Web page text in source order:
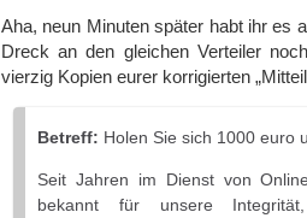
Aha, neun Minuten später habt ihr es
Dreck an den gleichen Verteiler
vierzig Kopien eurer korrigierten
Betreff: Holen Sie sich 1000 euro
Seit Jahren im Dienst von
bekannt für unsere